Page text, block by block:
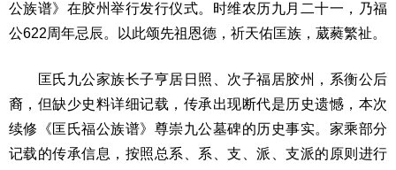
公族谱》在胶州举行发行仪式。时维农历九月二十一，乃福
公622周年忌辰。以此颂先祖恩德，祈天佑匡族，葳蕤繁祉。
匡氏九公家族长子亨居日照、次子福居胶州，系衡公后
裔，但缺少史料详细记载，传承出现断代是历史遗憾，本次
续修《匡氏福公族谱》尊崇九公墓碑的历史事实。家乘部分
记载的传承信息，按照总系、系、支、派、支派的原则进行